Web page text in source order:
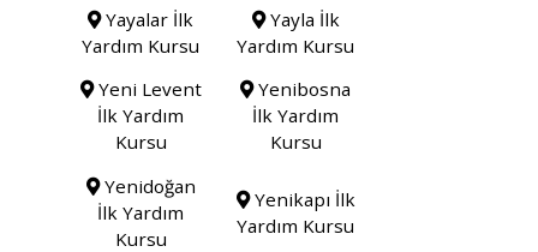
Yayalar İlk
Yardım Kursu
Yayla İlk
Yardım Kursu
Yeni Levent
İlk Yardım
Kursu
Yenibosna
İlk Yardım
Kursu
Yenidoğan
İlk Yardım
Kursu
Yenikapı İlk
Yardım Kursu